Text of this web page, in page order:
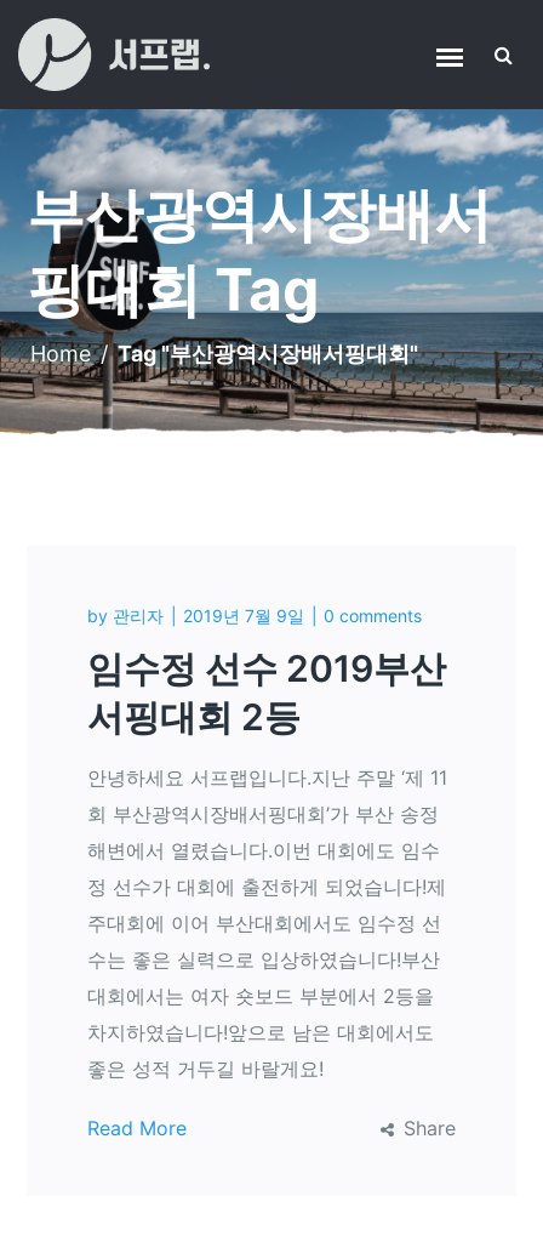
부산광역시장배서
핑대회 Tag
Home/Tag "부산광역시장배서핑대회"
by 관리자 2019년 7월 9일 0 comments
임수정 선수 2019부산
서핑대회 2등
안녕하세요 서프랩입니다.지난 주말 ‘제 11
회 부산광역시장배서핑대회’가 부산 송정
해변에서 열렸습니다.이번 대회에도 임수
정 선수가 대회에 출전하게 되었습니다!제
주대회에 이어 부산대회에서도 임수정 선
수는 좋은 실력으로 입상하였습니다!부산
대회에서는 여자 숏보드 부분에서 2등을
차지하였습니다!앞으로 남은 대회에서도
좋은 성적 거두길 바랄게요!
Read More Share